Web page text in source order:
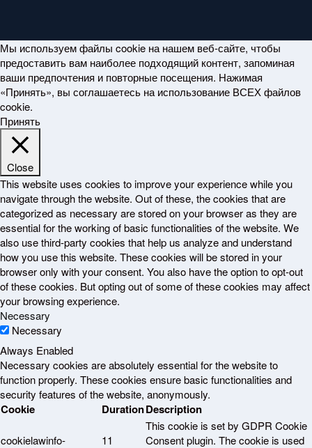
Мы используем файлы cookie на нашем веб-сайте, чтобы
предоставить вам наиболее подходящий контент, запоминая
ваши предпочтения и повторные посещения. Нажимая
«Принять», вы соглашаетесь на использование ВСЕХ файлов
cookie.
Принять
Close
This website uses cookies to improve your experience while you
navigate through the website. Out of these, the cookies that are
categorized as necessary are stored on your browser as they are
essential for the working of basic functionalities of the website. We
also use third-party cookies that help us analyze and understand
how you use this website. These cookies will be stored in your
browser only with your consent. You also have the option to opt-out
of these cookies. But opting out of some of these cookies may affect
your browsing experience.
Necessary
Necessary
Always Enabled
Necessary cookies are absolutely essential for the website to
function properly. These cookies ensure basic functionalities and
security features of the website, anonymously.
Cookie DurationDescription
cookielawinfo-
11
This cookie is set by GDPR Cookie
Consent plugin. The cookie is used